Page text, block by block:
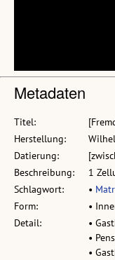
Metadaten
Titel:
Herstellung:
Datierung:
Beschreibung:
1
Schlagwort:
•
Form:
•
Detail:
•
•
•